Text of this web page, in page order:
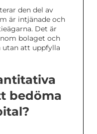
den del av
är intjänade och
Det är
bolaget och
utan att uppfylla
bedöma